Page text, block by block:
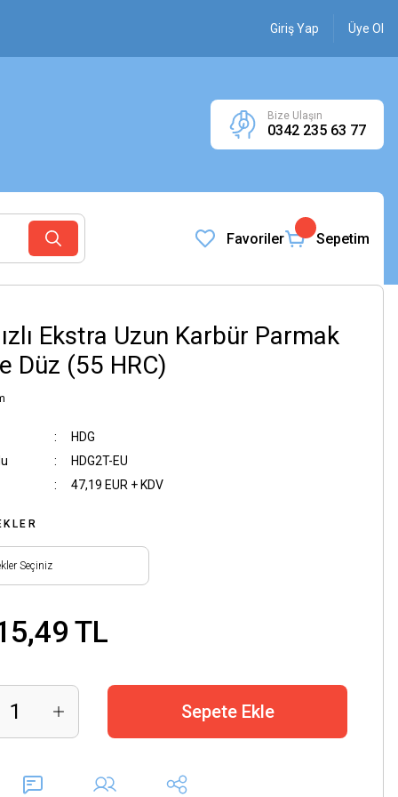
Giriş Yap Üye Ol
Bize Ulaşın
0342 235 63 77
Favoriler Sepetim
Ekstra Uzun Karbür Parmak
Düz (55 HRC)
HDG
HDG2T-EU
47,19 EUR + KDV
TL
Sepete Ekle